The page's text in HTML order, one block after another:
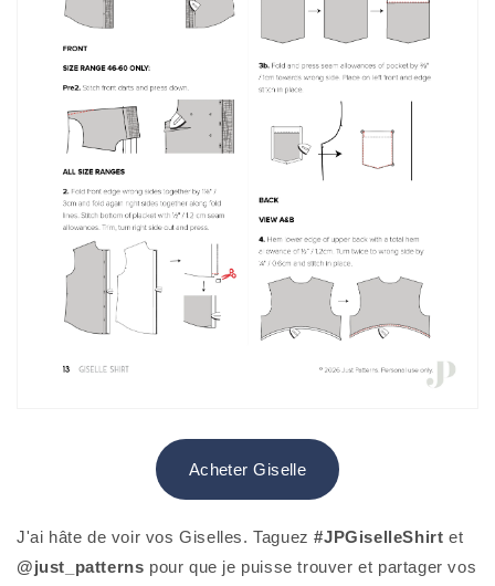
Acheter Giselle
J'ai hâte de voir vos Giselles. Taguez#JPGiselleShirt et
@just_patterns pour que je puisse trouver et partager vos